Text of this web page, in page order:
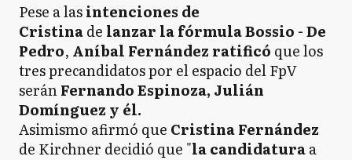
Pese a lasintenciones de
Cristinade lanzar la fórmula Bossio - De
Pedro, Aníbal Fernández ratificó que los
tres precandidatos por el espacio del FpV
seránFernando Espinoza, Julián
Domínguez y él.
Asimismo afirmó que Cristina Fernández
de Kirchner decidió que "la candidaturaa